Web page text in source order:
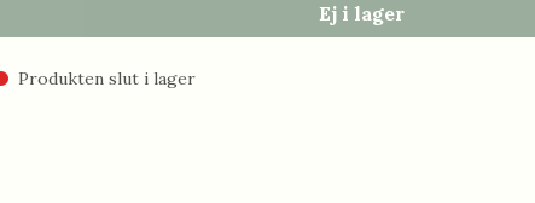
Ej i lager
Produkten slut i lager